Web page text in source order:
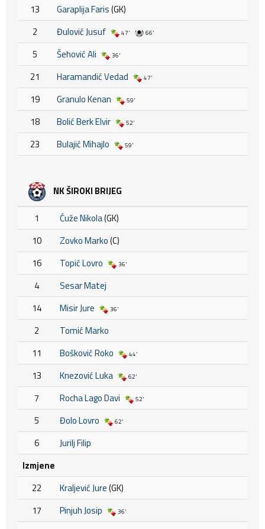
13
Garaplija Faris(GK)
2
Đulović Jusuf 47' 66'
5 Šehović Ali 36'
21 Haramandić Vedad 47'
19 Granulo Kenan 59'
18 Bolić Berk Elvir 52'
23 Bulajić Mihajlo 59'
NK ŠIROKI BRIJEG
1 Ćuže Nikola(GK)
10
Zovko Marko(C)
16
Topić Lovro 36'
4
Sesar Matej
14
Misir Jure 36'
2
Tomić Marko
11
Bošković Roko 44'
13 Knezović Luka 62'
7 Rocha Lago Davi 52'
5 Đolo Lovro 62'
6
Jurilj Filip
Izmjene
22
Kraljević Jure(GK)
17
Pinjuh Josip 36'